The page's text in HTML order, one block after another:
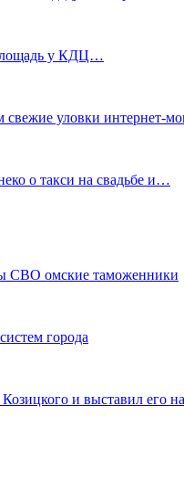
у КДЦ…
уловки интернет-
о такси на свадьбе и…
СВО омские таможенники
города
и выставил его